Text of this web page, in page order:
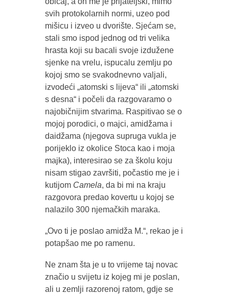
svih protokolarnih normi, uzeo pod
mišicu i izveo u dvorište. Sjećam se,
stali smo ispod jednog od tri velika
hrasta koji su bacali svoje izdužene
sjenke na vrelu, ispucalu zemlju po
kojoj smo se svakodnevno valjali,
izvodeći „atomski s lijeva“ ili „atomski
s desna“ i počeli da razgovaramo o
najobičnijim stvarima. Raspitivao se o
mojoj porodici, o majci, amidžama i
daidžama (njegova supruga vukla je
porijeklo iz okolice Stoca kao i moja
majka), interesirao se za školu koju
nisam stigao završiti, počastio me je i
kutijom Camela, da bi mi na kraju
razgovora predao kovertu u kojoj se
nalazilo 300 njemačkih maraka.
„Ovo ti je poslao amidža M.“, rekao je i
potapšao me po ramenu.
Ne znam šta je u to vrijeme taj novac
značio u svijetu iz kojeg mi je poslan,
ali u zemlji razorenoj ratom, gdje se